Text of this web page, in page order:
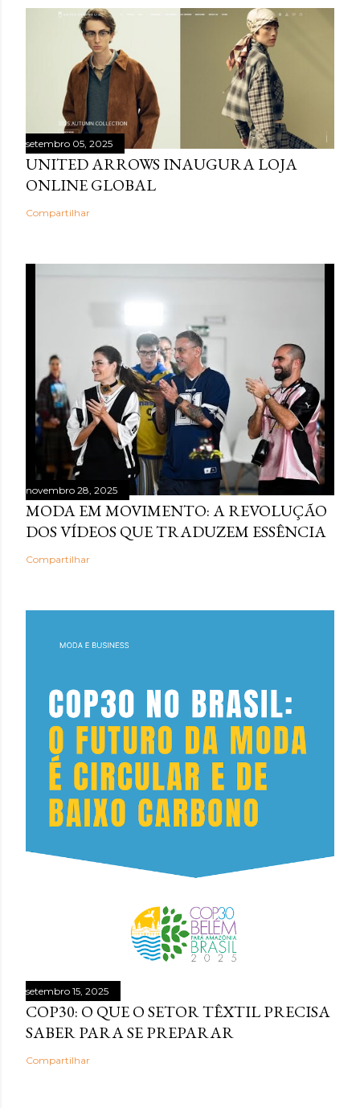
setembro 05, 2025
UNITED ARROWS INAUGURA LOJA
ONLINE GLOBAL
Compartilhar
novembro 28, 2025
MODA EM MOVIMENTO: A REVOLUÇÃO
DOS VÍDEOS QUE TRADUZEM ESSÊNCIA
Compartilhar
setembro 15, 2025
COP30: O QUE O SETOR TÊXTIL PRECISA
SABER PARA SE PREPARAR
Compartilhar